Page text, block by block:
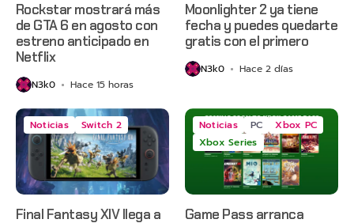
Rockstar mostrará más
de GTA 6 en agosto con
estreno anticipado en
Netflix
N3k0 Hace 15 horas
Moonlighter 2 ya tiene
fecha y puedes quedarte
gratis con el primero
N3k0 Hace 2 días
Noticias Switch 2
Final Fantasy XIV llega a
Noticias PC
Xbox PC
Xbox Series
Game Pass arranca